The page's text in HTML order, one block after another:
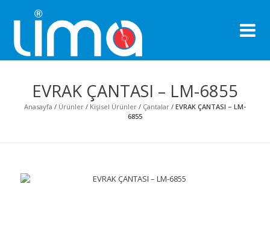
EVRAK ÇANTASI – LM-6855
Anasayfa / Ürünler/ Kişisel Ürünler/ Çantalar/ EVRAK ÇANTASI – LM-
6855